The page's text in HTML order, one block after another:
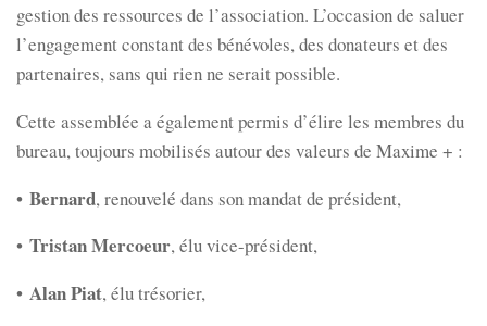
gestion des ressources de l’association. L’occasion de saluer
l’engagement constant des bénévoles, des donateurs et des
partenaires, sans qui rien ne serait possible.
Cette assemblée a également permis d’élire les membres du
bureau, toujours mobilisés autour des valeurs de Maxime + :
• Bernard, renouvelé dans son mandat de président,
• Tristan Mercoeur, élu vice-président,
• Alan Piat, élu trésorier,